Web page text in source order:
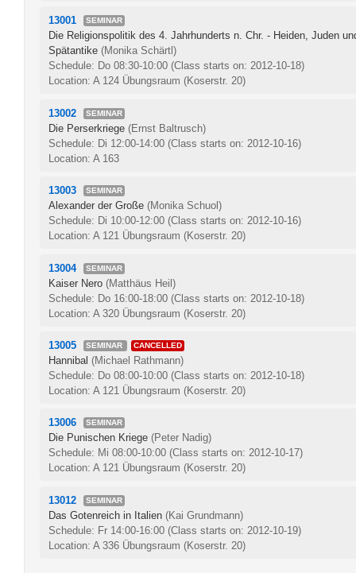
13001 SEMINAR
Die Religionspolitik des 4. Jahrhunderts n. Chr. - Heiden, Juden
Spätantike (Monika Schärtl)
Schedule: Do 08:30-10:00 (Class starts on: 2012-10-18)
Location: A 124 Übungsraum (Koserstr. 20)
13002 SEMINAR
Die Perserkriege (Ernst Baltrusch)
Schedule: Di 12:00-14:00 (Class starts on: 2012-10-16)
Location: A 163
13003 SEMINAR
Alexander der Große (Monika Schuol)
Schedule: Di 10:00-12:00 (Class starts on: 2012-10-16)
Location: A 121 Übungsraum (Koserstr. 20)
13004 SEMINAR
Kaiser Nero (Matthäus Heil)
Schedule: Do 16:00-18:00 (Class starts on: 2012-10-18)
Location: A 320 Übungsraum (Koserstr. 20)
13005 SEMINAR CANCELLED
Hannibal (Michael Rathmann)
Schedule: Do 08:00-10:00 (Class starts on: 2012-10-18)
Location: A 121 Übungsraum (Koserstr. 20)
13006 SEMINAR
Die Punischen Kriege (Peter Nadig)
Schedule: Mi 08:00-10:00 (Class starts on: 2012-10-17)
Location: A 121 Übungsraum (Koserstr. 20)
13012 SEMINAR
Das Gotenreich in Italien (Kai Grundmann)
Schedule: Fr 14:00-16:00 (Class starts on: 2012-10-19)
Location: A 336 Übungsraum (Koserstr. 20)